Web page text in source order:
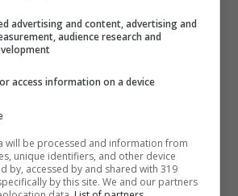
ai fornelli, mi sono
una spezia e il
ha preso fuoco.
sintetica, ha permesso
in velocità.
advertising and content, advertising and
audience research and
access information on a device
will be processed and information from
unique identifiers, and other device
by, accessed by and shared with 319
by this site. We and our partners